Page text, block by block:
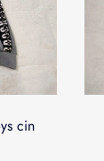
cin